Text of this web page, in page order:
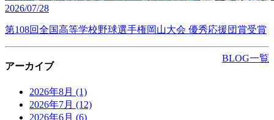
2026/07/28
第108回全国高等学校野球選手権岡山大会 優秀応援団賞受賞
BLOG一覧
アーカイブ
2026年8月 (1)
2026年7月 (12)
2026年6月 (6)